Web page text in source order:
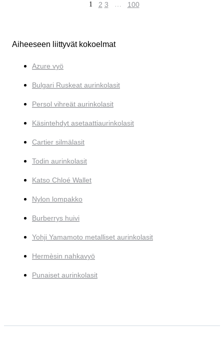
1 2 3 … 100
Aiheeseen liittyvät kokoelmat
Azure vyö
Bulgari Ruskeat aurinkolasit
Persol vihreät aurinkolasit
Käsintehdyt asetaattiaurinkolasit
Cartier silmälasit
Todin aurinkolasit
Katso Chloé Wallet
Nylon lompakko
Burberrys huivi
Yohji Yamamoto metalliset aurinkolasit
Hermèsin nahkavyö
Punaiset aurinkolasit